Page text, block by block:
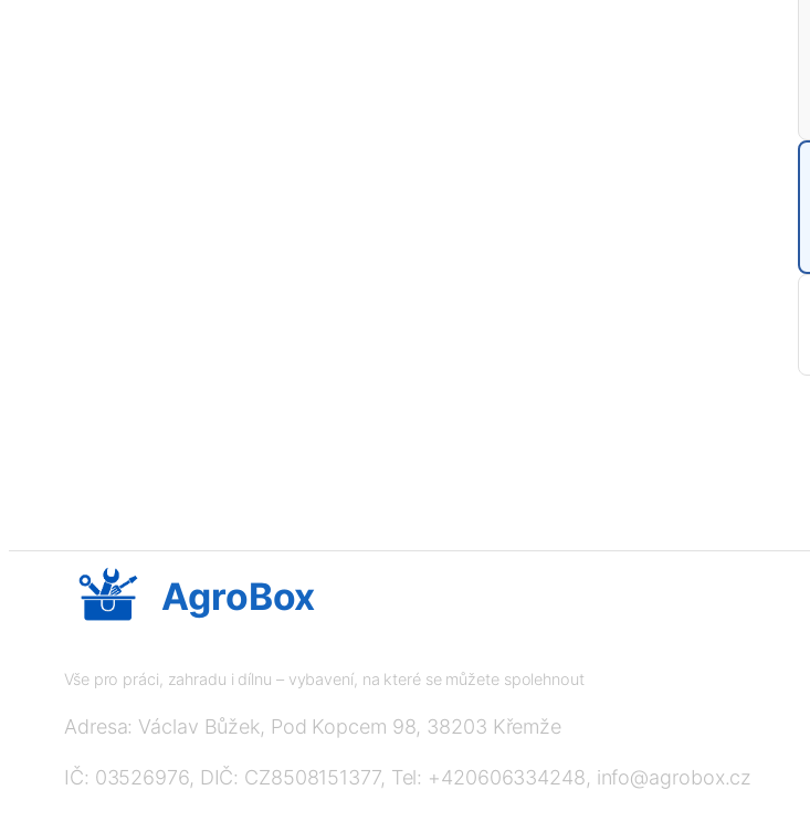
AgroBox
Vše pro práci, zahradu i dílnu – vybavení, na které se můžete spolehnout
Adresa: Václav Bůžek, Pod Kopcem 98, 38203 Křemže
IČ: 03526976, DIČ: CZ8508151377, Tel: +420606334248, info@agrobox.cz